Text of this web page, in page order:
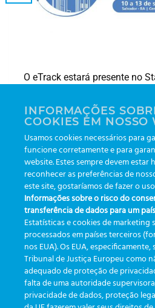
O eTrack estará presente no
Laboratorial. O evento será
no Centro de Convenções
presentes para
do nosso app. Venha nos
melhor o aplicativo para
de laboratório.
| Markiertcongresso,etrack,inovação
rastreabilidade ,saúde,tecnologia
KATEGORIEN
INFORMAÇÕES
COOKIES EM NOSSO
Usamos cookies necessários para
funcione corretamente e para
website. Estes sempre devem estar
reconhecer as preferências de
este site, gostaríamos de fazer o
Informações sobre o risco do
transferência de dados para um
Estatísticas e cookies de marketing
processados em países terceiros
nos EUA). Os EUA,
Tribunal de Justiça Europeu como
adequado de proteção de
falta de uma autoridade
privacidade de dados, proteção